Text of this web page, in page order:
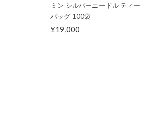
ミン シルバーニードル ティー
バッグ 100袋
¥19,000